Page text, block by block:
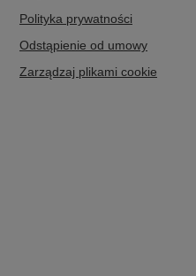
Polityka prywatności
Odstąpienie od umowy
Zarządzaj plikami cookie